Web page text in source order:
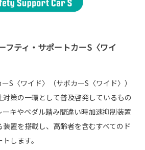
フティ・サポートカーS〈ワイ
S〈ワイド〉（サポカーS〈ワイド〉）
策の一環として普及啓発しているもの
キやペダル踏み間違い時加速抑制装置
置を搭載し、高齢者を含むすべてのド
します。